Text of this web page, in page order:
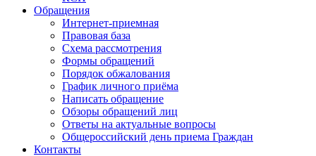
Обращения
Интернет-приемная
Правовая база
Схема рассмотрения
Формы обращений
Порядок обжалования
График личного приёма
Написать обращение
Обзоры обращений лиц
Ответы на актуальные вопросы
Общероссийский день приема Граждан
Контакты